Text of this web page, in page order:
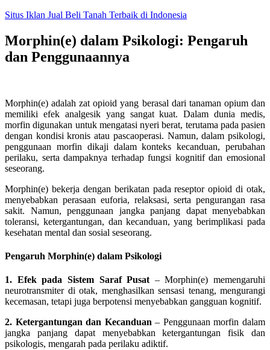
Skip
content
Situs Iklan Jual Beli Tanah Terbaik di Indonesia
Morphin(e) dalam Psikologi: Pengaruh
dan Penggunaannya
Morphin(e) adalah zat opioid yang berasal dari tanaman opium dan
memiliki efek analgesik yang sangat kuat. Dalam dunia medis,
morfin digunakan untuk mengatasi nyeri berat, terutama pada pasien
dengan kondisi kronis atau pascaoperasi. Namun, dalam psikologi,
penggunaan morfin dikaji dalam konteks kecanduan, perubahan
perilaku, serta dampaknya terhadap fungsi kognitif dan emosional
seseorang.
Morphin(e) bekerja dengan berikatan pada reseptor opioid di otak,
menyebabkan perasaan euforia, relaksasi, serta pengurangan rasa
sakit. Namun, penggunaan jangka panjang dapat menyebabkan
toleransi, ketergantungan, dan kecanduan, yang berimplikasi pada
kesehatan mental dan sosial seseorang.
Pengaruh Morphin(e) dalam Psikologi
1. Efek pada Sistem Saraf Pusat – Morphin(e) memengaruhi
neurotransmiter di otak, menghasilkan sensasi tenang, mengurangi
kecemasan, tetapi juga berpotensi menyebabkan gangguan kognitif.
2. Ketergantungan dan Kecanduan – Penggunaan morfin dalam
jangka panjang dapat menyebabkan ketergantungan fisik dan
psikologis, mengarah pada perilaku adiktif.